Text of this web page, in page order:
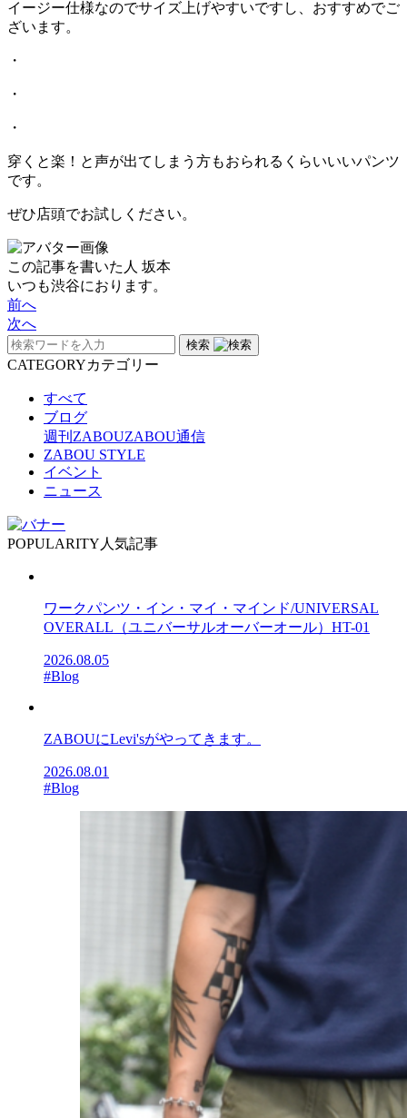
イージー仕様なのでサイズ上げやすいですし、おすすめでご
ざいます。
・
・
・
穿くと楽！と声が出てしまう方もおられるくらいいいパンツ
です。
ぜひ店頭でお試しください。
この記事を書いた人 坂本
いつも渋谷におります。
前へ
次へ
検索
CATEGORYカテゴリー
すべて
ブログ
週刊ZABOUZABOU通信
ZABOU STYLE
イベント
ニュース
POPULARITY 人気記事
ワークパンツ・イン・マイ・マインド/UNIVERSAL
OVERALL（ユニバーサルオーバーオール）HT-01
2026.08.05
#Blog
ZABOUにLevi'sがやってきます。
2026.08.01
#Blog